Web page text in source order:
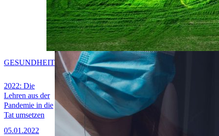
2022: Die
Lehren aus der
Pandemie in die
Tat umsetzen
05.01.2022
GESUNDHEIT